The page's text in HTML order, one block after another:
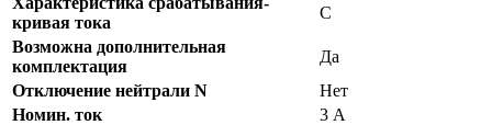
кривая тока
C
Возможна дополнительная
комплектация
Да
Отключение нейтрали N
Нет
Номин. ток
3 А